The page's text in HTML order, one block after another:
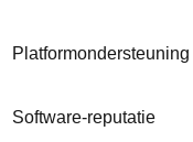
Platformondersteuning
Software‑reputatie